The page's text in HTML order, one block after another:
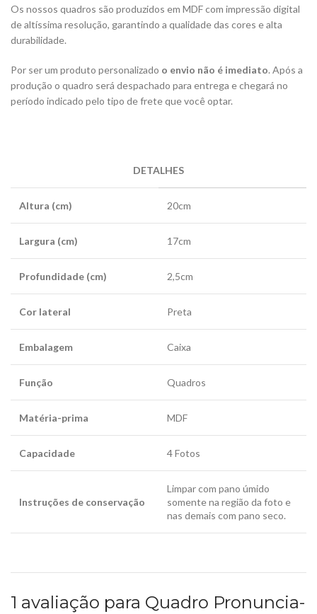
Os nossos quadros são produzidos em MDF com impressão digital
de altíssima resolução, garantindo a qualidade das cores e alta
durabilidade.
Por ser um produto personalizado o envio não é imediato. Após a
produção o quadro será despachado para entrega e chegará no
período indicado pelo tipo de frete que você optar.
DETALHES
Altura (cm) 20cm
Largura (cm) 17cm
Profundidade (cm) 2,5cm
Cor lateral Preta
Embalagem Caixa
Função Quadros
Matéria-prima MDF
Capacidade 4 Fotos
Instruções de conservação
Limpar com pano úmido
somente na região da foto e
nas demais com pano seco.
1 avaliação para Quadro Pronuncia-